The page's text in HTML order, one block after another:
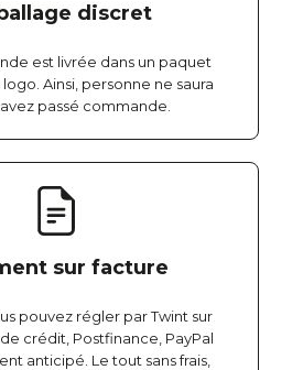
discret
est livrée dans un paquet
Ainsi, personne ne saura
passé commande.
sur facture
pouvez régler par Twint sur
crédit, Postfinance, PayPal
anticipé. Le tout sans frais,